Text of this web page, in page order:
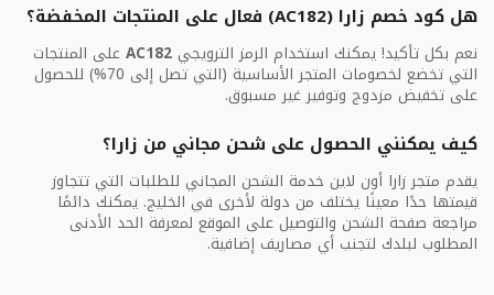
هل كود خصم زارا (AC182) فعال على المنتجات المخفضة؟
نعم بكل تأكيد! يمكنك استخدام الرمز الترويجي AC182 على المنتجات
التي تخضع لخصومات المتجر الأساسية (التي تصل إلى 70%) للحصول
على تخفيض مزدوج وتوفير غير مسبوق.
كيف يمكنني الحصول على شحن مجاني من زارا؟
يقدم متجر زارا أون لاين خدمة الشحن المجاني للطلبات التي تتجاوز
قيمتها حدًا معينًا يختلف من دولة لأخرى في الخليج. يمكنك دائمًا
مراجعة صفحة الشحن والتوصيل على الموقع لمعرفة الحد الأدنى
المطلوب لبلدك لتجنب أي مصاريف إضافية.